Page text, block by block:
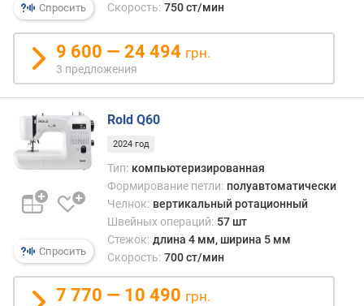
п
о
к
о
л
и
ч
е
с
т
в
у
е
Спросить
Скорость: 750 ст/мин
9 600 — 24 494 грн.
3 предложения
Спросить
Rold Q60
2024 год
Тип: компьютеризированная
Формирование петли: полуавтоматически
Челнок: вертикальный ротационный
Швейных операций: 57 шт
Стежок: длина 4 мм, ширина 5 мм
Скорость: 700 ст/мин
7 770 — 10 490 грн.